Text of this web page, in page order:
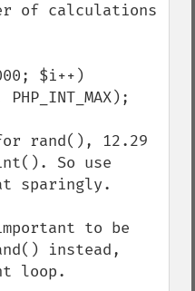
of calculations
$i++)
rand(), 12.29
So use
sparingly.
to be
instead,
loop.